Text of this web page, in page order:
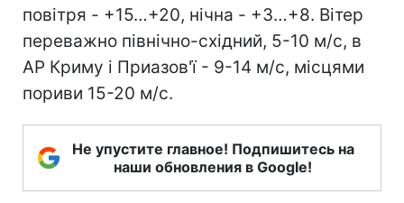
повітря - +15…+20, нічна - +3…+8. Вітер
переважно північно-східний, 5-10 м/с, в
АР Криму і Приазов'ї - 9-14 м/с, місцями
пориви 15-20 м/с.
Не упустите главное! Подпишитесь на
наши обновления в Google!